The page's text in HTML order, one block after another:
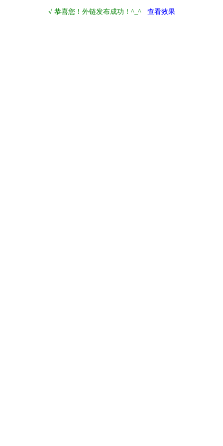
√ 恭喜您！外链发布成功！^_^ 查看效果